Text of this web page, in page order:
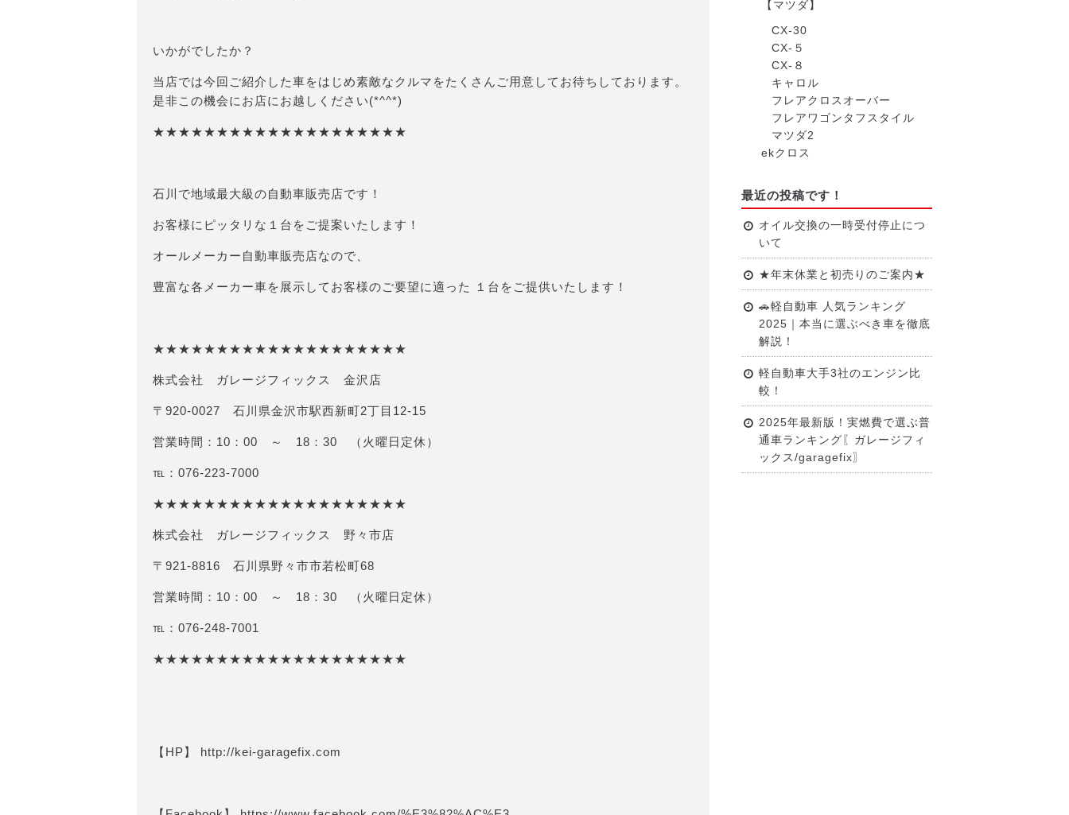
いかがでしたか？
当店では今回ご紹介した車をはじめ素敵なクルマをたくさんご用意してお待ちしております。
是非この機会にお店にお越しください(*^^*)
★★★★★★★★★★★★★★★★★★★★
石川で地域最大級の自動車販売店です！
お客様にピッタリな１台をご提案いたします！
オールメーカー自動車販売店なので、
豊富な各メーカー車を展示してお客様のご要望に適った １台をご提供いたします！
★★★★★★★★★★★★★★★★★★★★
株式会社 ガレージフィックス 金沢店
〒920-0027 石川県金沢市駅西新町2丁目12-15
営業時間：10：00 ～ 18：30 （火曜日定休）
℡：076-223-7000
★★★★★★★★★★★★★★★★★★★★
株式会社 ガレージフィックス 野々市店
〒921-8816 石川県野々市市若松町68
営業時間：10：00 ～ 18：30 （火曜日定休）
℡：076-248-7001
★★★★★★★★★★★★★★★★★★★★
【HP】 http://kei-garagefix.com​​
【マツダ】
CX-30
CX-５
CX-８
キャロル
フレアクロスオーバー
フレアワゴンタフスタイル
マツダ2
ekクロス
最近の投稿です！
オイル交換の一時受付停止につ
いて
★年末休業と初売りのご案内★
🚗軽自動車 人気ランキング
2025｜本当に選ぶべき車を徹底
解説！
軽自動車大手3社のエンジン比
較！
2025年最新版！実燃費で選ぶ普
通車ランキング〖ガレージフィ
ックス/garagefix〗